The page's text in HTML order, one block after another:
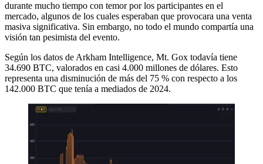
durante mucho tiempo con temor por los participantes en el
mercado, algunos de los cuales esperaban que provocara una venta
masiva significativa. Sin embargo, no todo el mundo compartía una
visión tan pesimista del evento.
Según los datos de Arkham Intelligence, Mt. Gox todavía tiene
34.690 BTC, valorados en casi 4.000 millones de dólares. Esto
representa una disminución de más del 75 % con respecto a los
142.000 BTC que tenía a mediados de 2024.